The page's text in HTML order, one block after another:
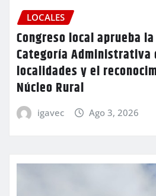
LOCALES
Congreso local aprueba
Categoría Administrativa
localidades y el
Núcleo Rural
igavec Ago 3, 2026